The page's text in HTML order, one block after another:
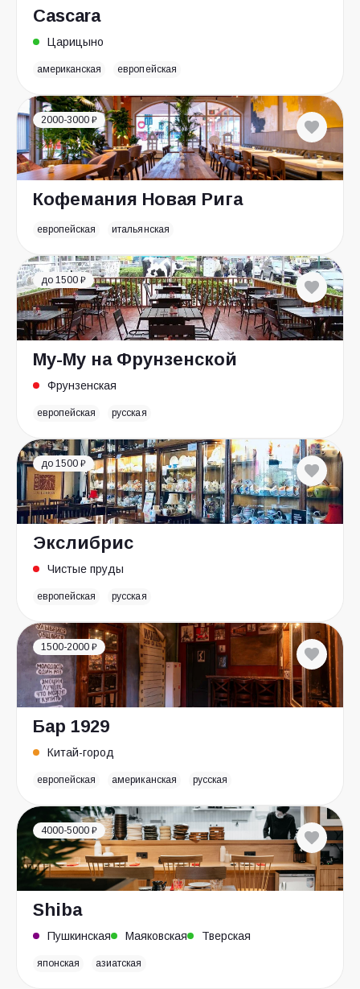
Cascara
Царицыно
американская европейская
2000-3000 ₽
Кофемания Новая Рига
европейская итальянская
до 1500 ₽
Му-Му на Фрунзенской
Фрунзенская
европейская русская
до 1500 ₽
Экслибрис
Чистые пруды
европейская русская
1500-2000 ₽
Бар 1929
Китай-город
европейская американская русская
4000-5000 ₽
Shiba
Пушкинская Маяковская Тверская
японская азиатская